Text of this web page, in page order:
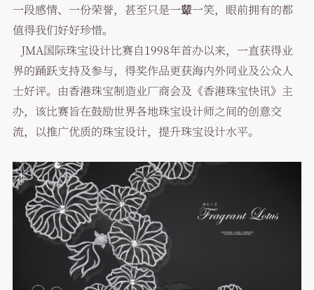
一段感情、一份荣誉，甚至只是一颦一笑，眼前拥有的都
值得我们好好珍惜。
JMA国际珠宝设计比赛自1998年首办以来，一直获得业
界的踊跃支持及参与，得奖作品更获海内外同业及公众人
士好评。由香港珠宝制造业厂商会及《香港珠宝快讯》主
办，该比赛旨在鼓励世界各地珠宝设计师之间的创意交
流，以推广优质的珠宝设计，提升珠宝设计水平。